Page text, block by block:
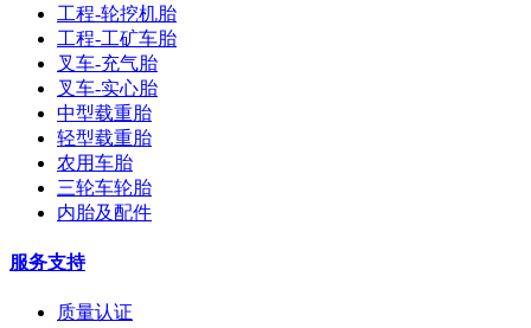
工程-轮挖机胎
工程-工矿车胎
叉车-充气胎
叉车-实心胎
中型载重胎
轻型载重胎
农用车胎
三轮车轮胎
内胎及配件
服务支持
质量认证